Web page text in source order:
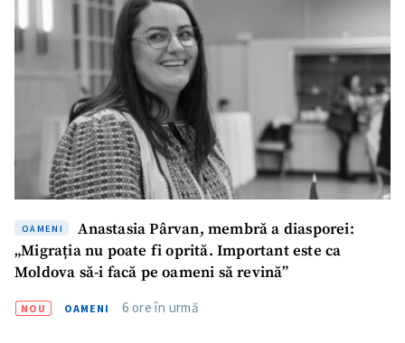
OAMENI
Anastasia Pârvan, membră a diasporei:
„Migrația nu poate fi oprită. Important este ca
Moldova să-i facă pe oameni să revină”
NOU OAMENI 6 ore în urmă